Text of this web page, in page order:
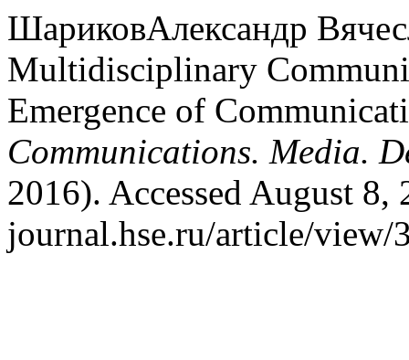
ШариковАлександр
Multidisciplinary
Emergence of
Communications. Media.
2016). Accessed August
journal.hse.ru/article/view/